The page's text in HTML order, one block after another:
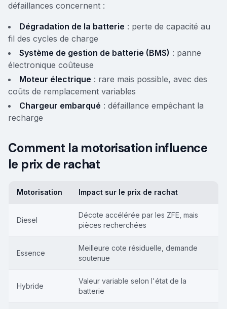
défaillances concernent :
Dégradation de la batterie : perte de capacité au
fil des cycles de charge
Système de gestion de batterie (BMS) : panne
électronique coûteuse
Moteur électrique : rare mais possible, avec des
coûts de remplacement variables
Chargeur embarqué : défaillance empêchant la
recharge
Comment la motorisation influence
le prix de rachat
Motorisation Impact sur le prix de rachat
Diesel
Décote accélérée par les ZFE, mais
pièces recherchées
Essence
Meilleure cote résiduelle, demande
soutenue
Hybride
Valeur variable selon l'état de la
batterie